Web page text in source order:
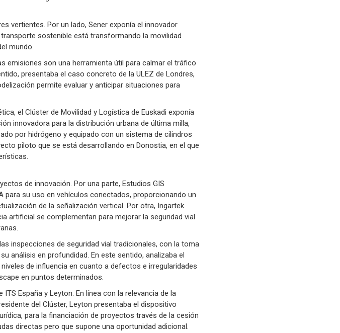
vertientes. Por un lado, Sener exponía el innovador
sostenible está transformando la movilidad
mundo.
emisiones son una herramienta útil para calmar el tráfico
presentaba el caso concreto de la ULEZ de Londres,
permite evaluar y anticipar situaciones para
el Clúster de Movilidad y Logística de Euskadi exponía
innovadora para la distribución urbana de última milla,
por hidrógeno y equipado con un sistema de cilindros
piloto que se está desarrollando en Donostia, en el que
de innovación. Por una parte, Estudios GIS
su uso en vehículos conectados, proporcionando un
de la señalización vertical. Por otra, Ingartek
artificial se complementan para mejorar la seguridad vial
inspecciones de seguridad vial tradicionales, con la toma
análisis en profundidad. En este sentido, analizaba el
de influencia en cuanto a defectos e irregularidades
en puntos determinados.
España y Leyton. En línea con la relevancia de la
del Clúster, Leyton presentaba el dispositivo
para la financiación de proyectos través de la cesión
directas pero que supone una oportunidad adicional.